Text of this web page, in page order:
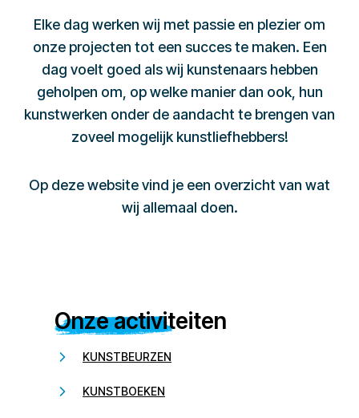
Elke dag werken wij met passie en plezier om
onze projecten tot een succes te maken. Een
dag voelt goed als wij kunstenaars hebben
geholpen om, op welke manier dan ook, hun
kunstwerken onder de aandacht te brengen van
zoveel mogelijk kunstliefhebbers!
Op deze website vind je een overzicht van wat
wij allemaal doen.
Onze activiteiten
KUNSTBEURZEN
KUNSTBOEKEN